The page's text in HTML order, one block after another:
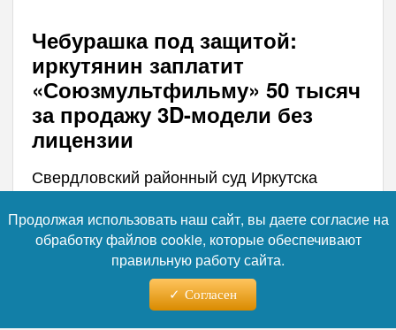
Чебурашка под защитой:
иркутянин заплатит
«Союзмультфильму» 50 тысяч
за продажу 3D-модели без
лицензии
Свердловский районный суд Иркутска
удовлетворил иск киностудии
«Союзмультфильм» к местному жителю,
который продавал на своём сайте 3D-
модель персонажа Чебурашка без
соответствующего разрешения. Сумма
компенсации составила 50 тысяч рублей.
Продолжая использовать наш сайт, вы даете согласие на
обработку файлов cookie, которые обеспечивают
правильную работу сайта.
Согласен